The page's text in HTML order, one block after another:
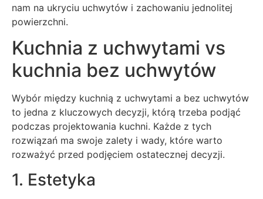
nam na ukryciu uchwytów i zachowaniu jednolitej
powierzchni.
Kuchnia z uchwytami vs
kuchnia bez uchwytów
Wybór między kuchnią z uchwytami a bez uchwytów
to jedna z kluczowych decyzji, którą trzeba podjąć
podczas projektowania kuchni. Każde z tych
rozwiązań ma swoje zalety i wady, które warto
rozważyć przed podjęciem ostatecznej decyzji.
1. Estetyka